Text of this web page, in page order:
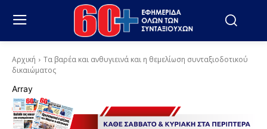
Αρχική
Τα βαρέα και ανθυγιεινά και η θεμελίωση συνταξιοδοτικού
δικαιώματος
Array